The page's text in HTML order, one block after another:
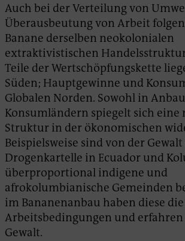
Auch bei der Verteilung von
Überausbeutung von Arbeit
Banane derselben neokolonialen
extraktivistischen
Teile der Wertschöpfungskette
Süden; Hauptgewinne und
Globalen Norden. Sowohl in
Konsumländern spiegelt sich eine
Struktur in der ökonomischen
Beispielsweise sind von der
Drogenkartelle in Ecuador und
überproportional indigene und
afrokolumbianische Gemeinden
im Bananenanbau haben diese
Arbeitsbedingungen und
Gewalt.